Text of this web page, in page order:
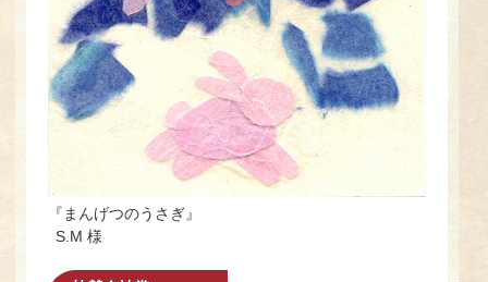
『まんげつのうさぎ』
S.M 様